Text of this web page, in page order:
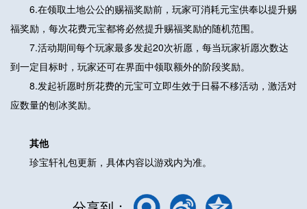
6.在领取土地公公的赐福奖励前，玩家可消耗元宝供奉以提升赐
福奖励，每次花费元宝都将必然提升赐福奖励的随机范围。
7.活动期间每个玩家最多发起20次祈愿，每当玩家祈愿次数达
到一定目标时，玩家还可在界面中领取额外的阶段奖励。
8.发起祈愿时所花费的元宝可立即生效于日晷不移活动，激活对
应数量的刨冰奖励。
其他
珍宝轩礼包更新，具体内容以游戏内为准。